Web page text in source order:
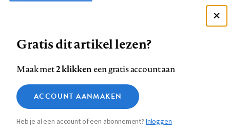
op
Facebook
op
LinkedIn
op
Bluesky
ons
op
InstagramYouTube
Footer
Contact Colofon Disclaimer Privacy
Medische vragen verdienen
betrouwbare antwoorden
Zie onze cookie policy
Analytische cookies
Marketing cookies
Gratis dit artikel lezen?
Maak met2 klikkeneen gratis account aan
ACCOUNT AANMAKEN
Heb je al een account of een abonnement?Inloggen